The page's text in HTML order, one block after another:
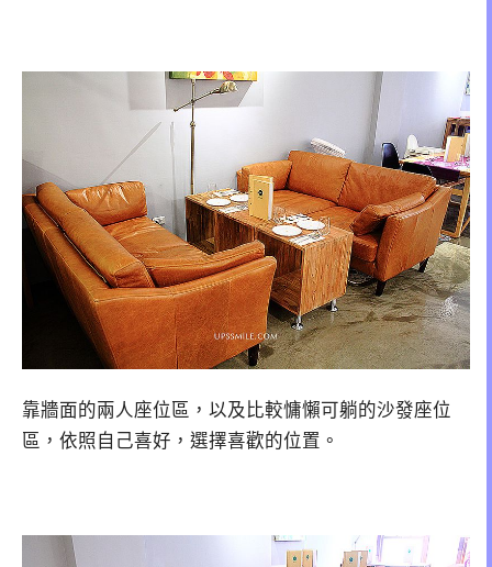
靠牆面的兩人座位區，以及比較慵懶可躺的沙發座位
區，依照自己喜好，選擇喜歡的位置。